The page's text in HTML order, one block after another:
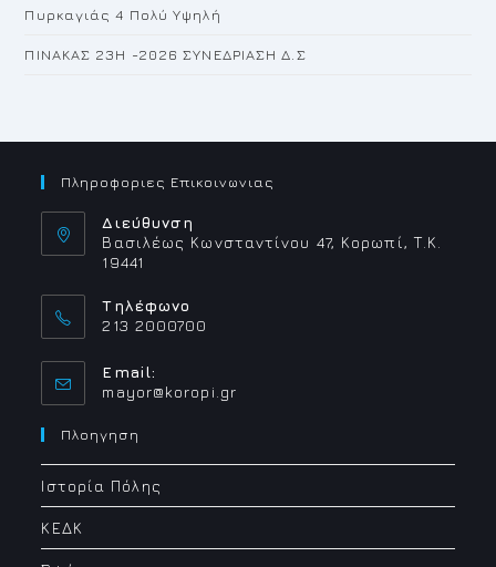
Πυρκαγιάς 4 Πολύ Υψηλή
ΠΙΝΑΚΑΣ 23H -2026 ΣΥΝΕΔΡΙΑΣΗ Δ.Σ
Πληροφοριες Επικοινωνιας
Διεύθυνση
Βασιλέως Κωνσταντίνου 47, Κορωπί, Τ.Κ.
19441
Τηλέφωνο
213 2000700
Email:
mayor@koropi.grOpens
Πλοηγηση
Ιστορία Πόλης
ΚΕΔΚ